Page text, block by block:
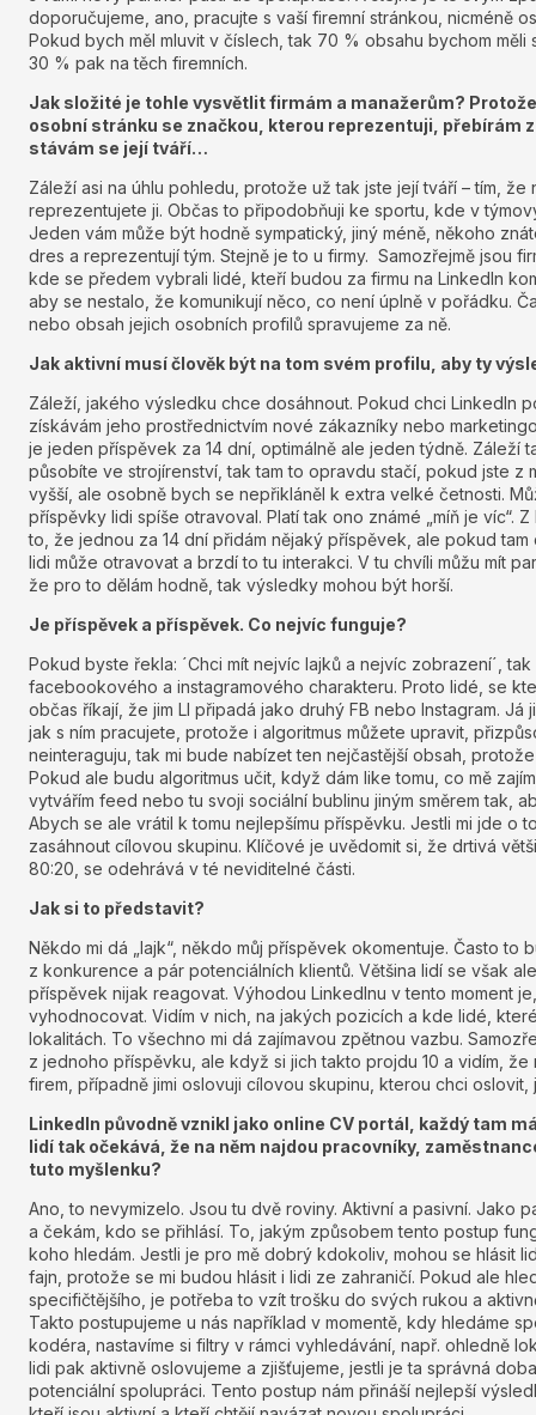
doporučujeme, ano, pracujte s vaší firemní stránkou, nicméně
Pokud bych měl mluvit v číslech, tak 70 % obsahu bychom
30 % pak na těch firemních.
Jak složité je tohle vysvětlit firmám a manažerům?
osobní stránku se značkou, kterou reprezentuji, přebírám
stávám se její tváří…
Záleží asi na úhlu pohledu, protože už tak jste její tváří – tím,
reprezentujete ji. Občas to připodobňuji ke sportu, kde v
Jeden vám může být hodně sympatický, jiný méně, někoho
dres a reprezentují tým. Stejně je to u firmy. Samozřejmě jsou
kde se předem vybrali lidé, kteří budou za firmu na LinkedIn
aby se nestalo, že komunikují něco, co není úplně v pořádku.
nebo obsah jejich osobních profilů spravujeme za ně.
Jak aktivní musí člověk být na tom svém profilu, aby ty
Záleží, jakého výsledku chce dosáhnout. Pokud chci LinkedIn
získávám jeho prostřednictvím nové zákazníky nebo
je jeden příspěvek za 14 dní, optimálně ale jeden týdně. Záleží
působíte ve strojírenství, tak tam to opravdu stačí, pokud jste z
vyšší, ale osobně bych se nepřikláněl k extra velké četnosti.
příspěvky lidi spíše otravoval. Platí tak ono známé „míň je víc“.
to, že jednou za 14 dní přidám nějaký příspěvek, ale pokud
lidi může otravovat a brzdí to tu interakci. V tu chvíli můžu mít
že pro to dělám hodně, tak výsledky mohou být horší.
Je příspěvek a příspěvek. Co nejvíc funguje?
Pokud byste řekla: ´Chci mít nejvíc lajků a nejvíc zobrazení´,
facebookového a instagramového charakteru. Proto lidé, se
občas říkají, že jim LI připadá jako druhý FB nebo Instagram.
jak s ním pracujete, protože i algoritmus můžete upravit,
neinteraguju, tak mi bude nabízet ten nejčastější obsah,
Pokud ale budu algoritmus učit, když dám like tomu, co mě
vytvářím feed nebo tu svoji sociální bublinu jiným směrem tak,
Abych se ale vrátil k tomu nejlepšímu příspěvku. Jestli mi jde o
zasáhnout cílovou skupinu. Klíčové je uvědomit si, že drtivá
80:20, se odehrává v té neviditelné části.
Jak si to představit?
Někdo mi dá „lajk“, někdo můj příspěvek okomentuje. Často
z konkurence a pár potenciálních klientů. Většina lidí se však
příspěvek nijak reagovat. Výhodou LinkedInu v tento moment
vyhodnocovat. Vidím v nich, na jakých pozicích a kde lidé,
lokalitách. To všechno mi dá zajímavou zpětnou vazbu.
z jednoho příspěvku, ale když si jich takto projdu 10 a vidím, že
firem, případně jimi oslovuji cílovou skupinu, kterou chci
LinkedIn původně vznikl jako online CV portál, každý tam
lidí tak očekává, že na něm najdou pracovníky,
tuto myšlenku?
Ano, to nevymizelo. Jsou tu dvě roviny. Aktivní a pasivní. Jako
a čekám, kdo se přihlásí. To, jakým způsobem tento postup
koho hledám. Jestli je pro mě dobrý kdokoliv, mohou se hlásit
fajn, protože se mi budou hlásit i lidi ze zahraničí. Pokud ale
specifičtějšího, je potřeba to vzít trošku do svých rukou a
Takto postupujeme u nás například v momentě, kdy hledáme
kodéra, nastavíme si filtry v rámci vyhledávání, např. ohledně
lidi pak aktivně oslovujeme a zjišťujeme, jestli je ta správná
potenciální spolupráci. Tento postup nám přináší nejlepší